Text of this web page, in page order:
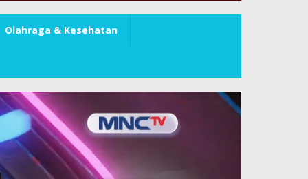
Olahraga & Kesehatan